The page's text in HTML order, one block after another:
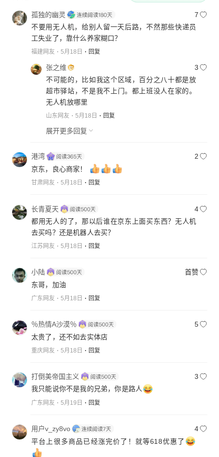
孤独的幽灵
7
不要用无人机，给别人留一天后路，不然那些快递员
工失业了，靠什么养家糊口？
福建网友 5月18日 回复
张之维
3
不可能的，比如我这个区域，百分之八十都是放
超市驿站，不是我不上门。都上班没人在家的。
无人机放哪里
山东网友 5月18日 回复
展开更多回复
港湾
2
京东，良心商家！
甘肃网友 5月18日 回复
长青夏天
4
都用无人的了，那以后谁在京东上面买东西？无人机
去买吗？还是机器人去买？
江苏网友 5月18日 回复
小陆
首赞
东哥，加油
广东网友 5月18日 回复
％热情Α沙漠％
5
太贵了，还不如去实体店
重庆网友 5月18日 回复
打倒美帝国主义
3
我只能说你不是我的兄弟，你是路人
广东网友 5月19日 回复
用户v_zy8vo
4
平台上很多商品已经涨完价了！就等618优惠了